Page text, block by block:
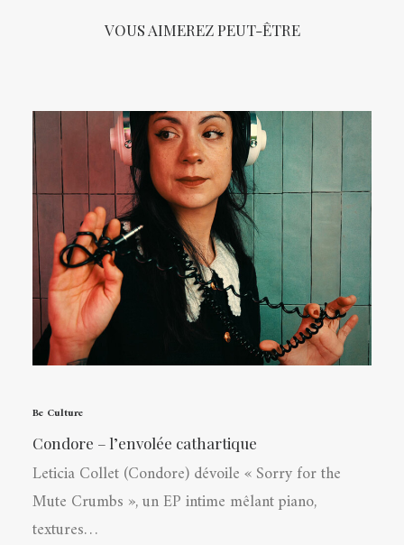
VOUS AIMEREZ PEUT-ÊTRE
Be Culture
Condore – l’envolée cathartique
Leticia Collet (Condore) dévoile « Sorry for the
Mute Crumbs », un EP intime mêlant piano,
textures…